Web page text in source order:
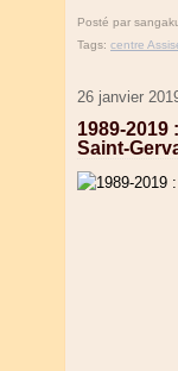
Posté par
Tags: centre
26 janvier
1989-
Saint-